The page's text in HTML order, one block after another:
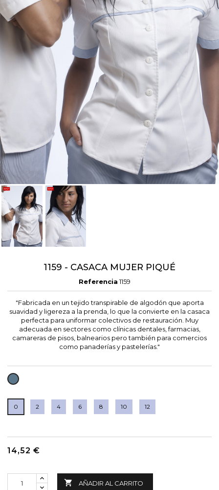
1159 - CASACA MUJER PIQUÉ
Referencia 1159
"Fabricada en un tejido transpirable de algodón que aporta
suavidad y ligereza a la prenda, lo que la convierte en la casaca
perfecta para uniformar colectivos de restauración. Muy
adecuada en sectores como clínicas dentales, farmacias,
camareras de pisos, balnearios pero también para comercios
como panaderías y pastelerías."
RAYA
AZULINA
0 2 4 6 8 10 12
14,52 €
 AÑADIR AL CARRITO
Cancelar Crear lista de Favoritos
Cancelar Iniciar sesión